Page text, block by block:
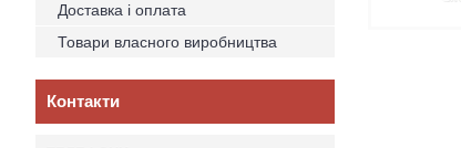
Доставка і оплата
Товари власного виробництва
Контакти